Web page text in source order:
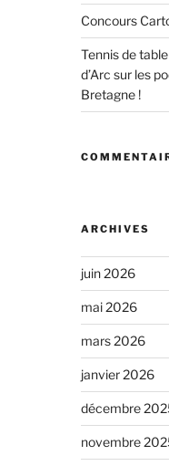
Concours
Tennis de
d’Arc sur les
Bretagne !
ARCHIVES
juin 2026
mai 2026
mars 2026
janvier 2026
décembre
novembre